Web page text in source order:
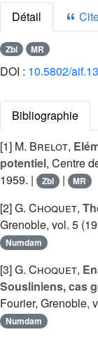
Détail
Zbl MR
DOI : 10.5802/
Bibliographie
[1] M. Brelot,
potentiel, Centre
1959. |
Zbl | MR
[2]G. Choquet,
Grenoble, vol. 5
Numdam
[3]G. Choquet,
Sousliniens, cas
Fourier, Grenoble,
Numdam